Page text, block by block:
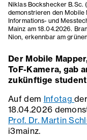
Niklas Bockshecker B.Sc.
demonstrieren den Mobile
Informations- und
Mainz am 18.04.2026.
Nion, erkennbar am
Der Mobile
ToF-Kamera, gab
zukünftige
Auf dem Infotag
18.04.2026
Prof. Dr. Martin
i3mainz.